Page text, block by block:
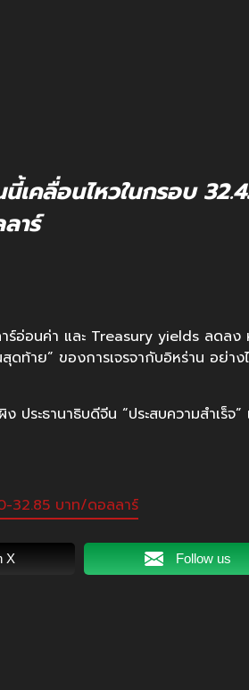
เคลื่อนไหวในกรอบ
าร์
ร์อ่อนค่า และ Treasury yields ลดลง
ดท้าย” ของการเจรจากับอิหร่าน อย่าง
ประธานาธิบดีจีน “ประสบความสำเร็จ
32.85 บาท/ดอลลาร์
X Follow us